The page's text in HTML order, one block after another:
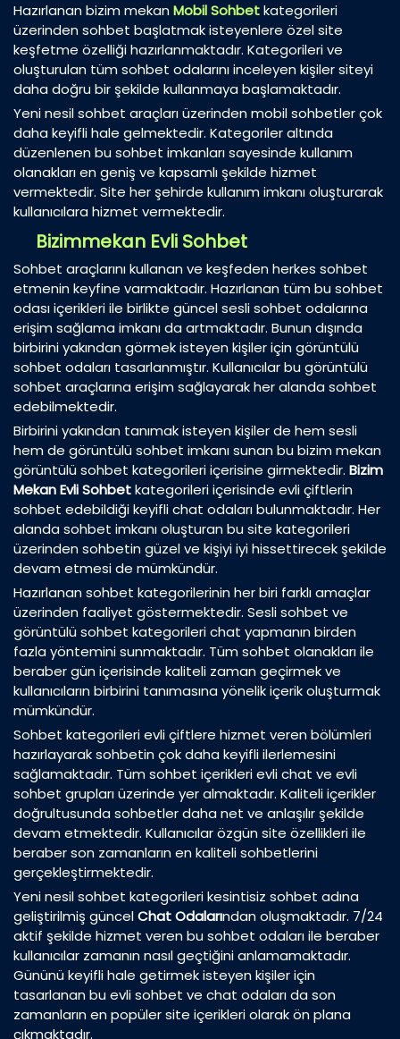
Hazırlanan bizim mekanMobil Sohbetkategorileri
üzerinden sohbet başlatmak isteyenlere özel site
keşfetme özelliği hazırlanmaktadır. Kategorileri ve
oluşturulan tüm sohbet odalarını inceleyen kişiler siteyi
daha doğru bir şekilde kullanmaya başlamaktadır.
Yeni nesil sohbet araçları üzerinden mobil sohbetler çok
daha keyifli hale gelmektedir. Kategoriler altında
düzenlenen bu sohbet imkanları sayesinde kullanım
olanakları en geniş ve kapsamlı şekilde hizmet
vermektedir. Site her şehirde kullanım imkanı oluşturarak
kullanıcılara hizmet vermektedir.
Bizimmekan Evli Sohbet
Sohbet araçlarını kullanan ve keşfeden herkes sohbet
etmenin keyfine varmaktadır. Hazırlanan tüm bu sohbet
odası içerikleri ile birlikte güncel sesli sohbet odalarına
erişim sağlama imkanı da artmaktadır. Bunun dışında
birbirini yakından görmek isteyen kişiler için görüntülü
sohbet odaları tasarlanmıştır. Kullanıcılar bu görüntülü
sohbet araçlarına erişim sağlayarak her alanda sohbet
edebilmektedir.
Birbirini yakından tanımak isteyen kişiler de hem sesli
hem de görüntülü sohbet imkanı sunan bu bizim mekan
görüntülü sohbet kategorileri içerisine girmektedir. Bizim
Mekan Evli Sohbetkategorileri içerisinde evli çiftlerin
sohbet edebildiği keyifli chat odaları bulunmaktadır. Her
alanda sohbet imkanı oluşturan bu site kategorileri
üzerinden sohbetin güzel ve kişiyi iyi hissettirecek şekilde
devam etmesi de mümkündür.
Hazırlanan sohbet kategorilerinin her biri farklı amaçlar
üzerinden faaliyet göstermektedir. Sesli sohbet ve
görüntülü sohbet kategorileri chat yapmanın birden
fazla yöntemini sunmaktadır. Tüm sohbet olanakları ile
beraber gün içerisinde kaliteli zaman geçirmek ve
kullanıcıların birbirini tanımasına yönelik içerik oluşturmak
mümkündür.
Sohbet kategorileri evli çiftlere hizmet veren bölümleri
hazırlayarak sohbetin çok daha keyifli ilerlemesini
sağlamaktadır. Tüm sohbet içerikleri evli chat ve evli
sohbet grupları üzerinde yer almaktadır. Kaliteli içerikler
doğrultusunda sohbetler daha net ve anlaşılır şekilde
devam etmektedir. Kullanıcılar özgün site özellikleri ile
beraber son zamanların en kaliteli sohbetlerini
gerçekleştirmektedir.
Yeni nesil sohbet kategorileri kesintisiz sohbet adına
geliştirilmiş güncelChat Odalarından oluşmaktadır. 7/24
aktif şekilde hizmet veren bu sohbet odaları ile beraber
kullanıcılar zamanın nasıl geçtiğini anlamamaktadır.
Gününü keyifli hale getirmek isteyen kişiler için
tasarlanan bu evli sohbet ve chat odaları da son
zamanların en popüler site içerikleri olarak ön plana
çıkmaktadır.